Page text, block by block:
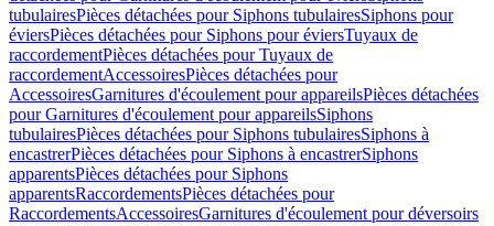
tubulairesPièces détachées pour Siphons tubulairesSiphons pour
éviersPièces détachées pour Siphons pour éviersTuyaux de
raccordementPièces détachées pour Tuyaux de
raccordementAccessoiresPièces détachées pour
AccessoiresGarnitures d'écoulement pour appareilsPièces détachées
pour Garnitures d'écoulement pour appareilsSiphons
tubulairesPièces détachées pour Siphons tubulairesSiphons à
encastrerPièces détachées pour Siphons à encastrerSiphons
apparentsPièces détachées pour Siphons
apparentsRaccordementsPièces détachées pour
RaccordementsAccessoiresGarnitures d'écoulement pour déversoirs